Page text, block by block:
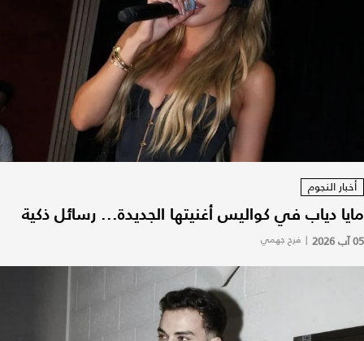
أخبار النجوم
مايا دياب في كواليس أغنيتها الجديدة... رسائل ذكية
05 آب 2026 | فرح جهمي